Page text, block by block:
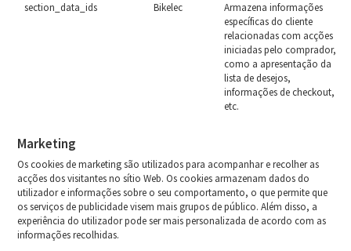
section_data_ids Bikelec
Armazena informações
específicas do cliente
relacionadas com acções
iniciadas pelo comprador,
como a apresentação da
lista de desejos,
informações de checkout,
etc.
Marketing
Os cookies de marketing são utilizados para acompanhar e recolher as
acções dos visitantes no sítio Web. Os cookies armazenam dados do
utilizador e informações sobre o seu comportamento, o que permite que
os serviços de publicidade visem mais grupos de público. Além disso, a
experiência do utilizador pode ser mais personalizada de acordo com as
informações recolhidas.